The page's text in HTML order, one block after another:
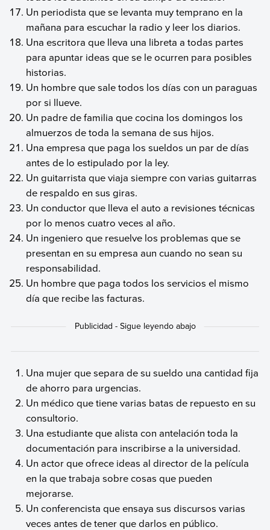
Un periodista que se levanta muy temprano en la
mañana para escuchar la radio y leer los diarios.
Una escritora que lleva una libreta a todas partes
para apuntar ideas que se le ocurren para posibles
historias.
Un hombre que sale todos los días con un paraguas
por si llueve.
Un padre de familia que cocina los domingos los
almuerzos de toda la semana de sus hijos.
Una empresa que paga los sueldos un par de días
antes de lo estipulado por la ley.
Un guitarrista que viaja siempre con varias guitarras
de respaldo en sus giras.
Un conductor que lleva el auto a revisiones técnicas
por lo menos cuatro veces al año.
Un ingeniero que resuelve los problemas que se
presentan en su empresa aun cuando no sean su
responsabilidad.
Un hombre que paga todos los servicios el mismo
día que recibe las facturas.
Una mujer que separa de su sueldo una cantidad fija
de ahorro para urgencias.
Un médico que tiene varias batas de repuesto en su
consultorio.
Una estudiante que alista con antelación toda la
documentación para inscribirse a la universidad.
Un actor que ofrece ideas al director de la película
en la que trabaja sobre cosas que pueden
mejorarse.
Un conferencista que ensaya sus discursos varias
veces antes de tener que darlos en público.